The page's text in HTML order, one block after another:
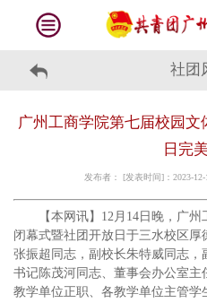
社团
广州工商学院第七届校园
日完
发布者： [发表时间]：2023-
【本网讯】12月14日晚，广
闭幕式暨社团开放日于三水校区
张振超同志，副校长朱特威同志
书记陈茂河同志、董事会办公室
教学单位正职、各教学单位主管